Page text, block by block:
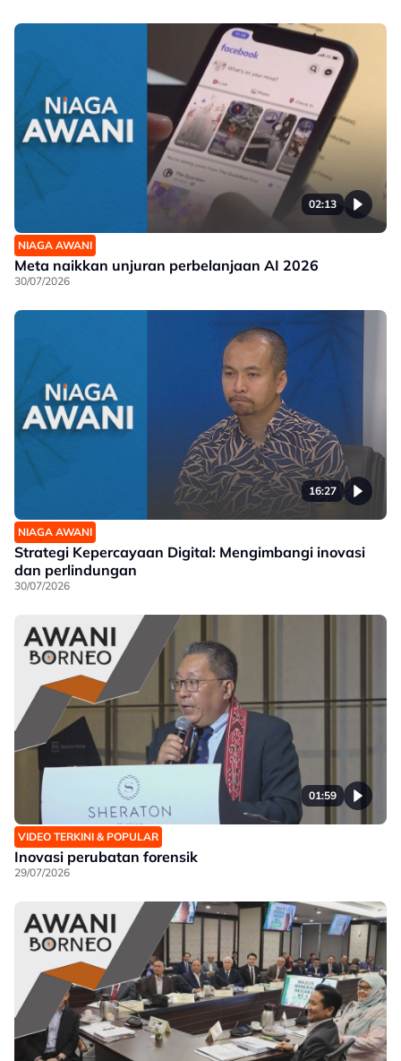
02:13
NIAGA AWANI
Meta naikkan unjuran perbelanjaan AI 2026
30/07/2026
16:27
NIAGA AWANI
Strategi Kepercayaan Digital: Mengimbangi inovasi
dan perlindungan
30/07/2026
01:59
VIDEO TERKINI & POPULAR
Inovasi perubatan forensik
29/07/2026